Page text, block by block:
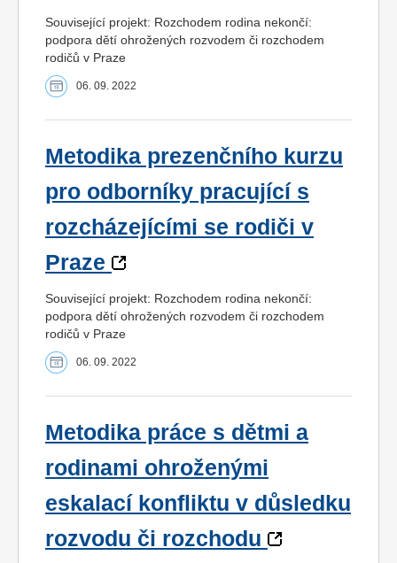
Související projekt: Rozchodem rodina nekončí:
podpora dětí ohrožených rozvodem či rozchodem
rodičů v Praze
06. 09. 2022
Metodika prezenčního kurzu
pro odborníky pracující s
rozcházejícími se rodiči v
Praze
Související projekt: Rozchodem rodina nekončí:
podpora dětí ohrožených rozvodem či rozchodem
rodičů v Praze
06. 09. 2022
Metodika práce s dětmi a
rodinami ohroženými
eskalací konfliktu v důsledku
rozvodu či rozchodu